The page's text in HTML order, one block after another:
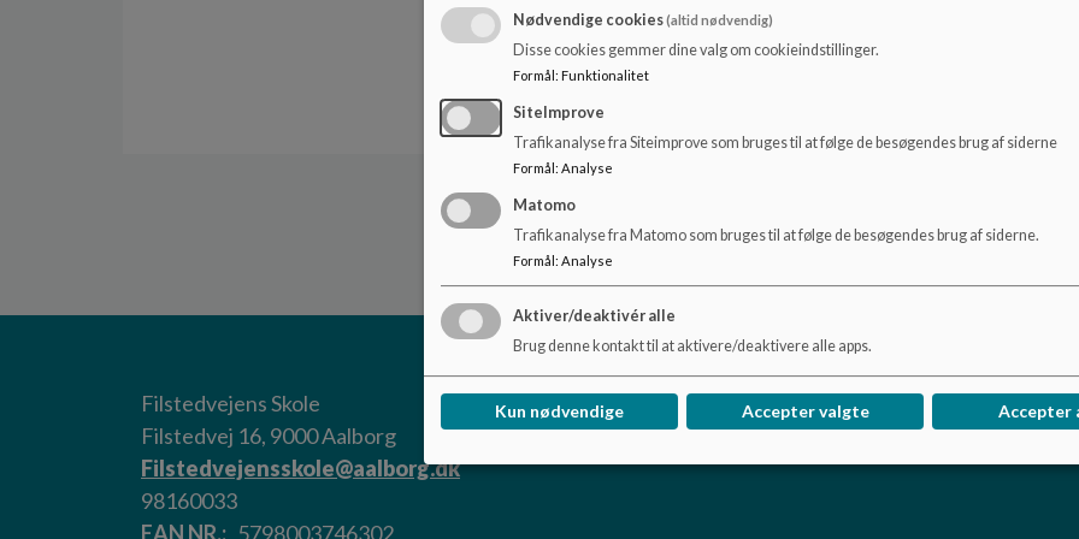
At være DGI certificeret Bevægelses DUS betyder, at
de har fået flere værktøjer i værktøjskassen til at skabe
alsidigt og dermed får kropslig dannelse, samt opnår
Formålet med certificeringen er, at vi ønsker at styrke
bevægelse i vores DUS-aktiviteter er der større
hvilket styrker fællesskaber og sunde vaner.
Med et fælles sprog og begreber for leg og bevægelse
Filstedvejens Skole
Filstedvej 16, 9000 Aalborg
Filstedvejensskole@aalborg.dk
98160033
EAN NR.
5798003746302
Nødvendige cookies(altid nødvendig)
Disse cookies gemmer dine valg om cookieindstillinger.
Formål : Funktionalitet
SiteImprove
Trafikanalyse fra Siteimprove som bruges til at følge de besøgendes brug af siderne
Formål : Analyse
Matomo
Trafikanalyse fra Matomo som bruges til at følge de besøgendes brug af siderne.
Formål: Analyse
Aktiver/deaktivér alle
Brug denne kontakt til at aktivere/deaktivere alle apps.
Kun nødvendige Accepter valgte Accepter